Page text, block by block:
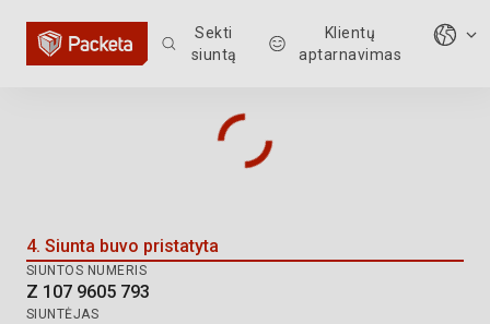
Sekti
siuntą
Klientų
aptarnavimas
Siuntos sekimas: Z 107 9605 793
4. Siunta buvo pristatyta
SIUNTOS NUMERIS
Z 107 9605 793
SIUNTĖJAS